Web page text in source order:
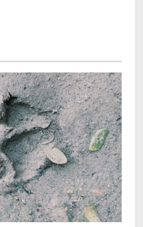
Berkeliaran
di
Pemukiman
Warga
Samarkilang